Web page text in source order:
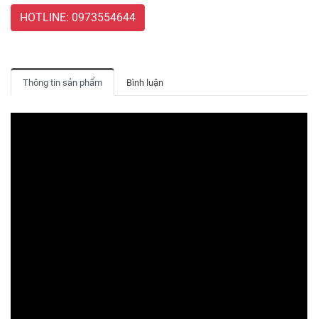
HOTLINE: 0973554644
Thông tin sản phẩm Bình luận